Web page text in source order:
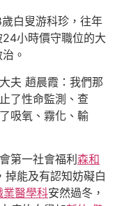
白叟游科珍，往年
小時價守職位的大
。
夫 趙晨霞：我們那
了性命監測、查
吸氧、霧化、輸
第一社會福利 森和
掉能及有認知妨礙白
業醫學科安然過冬，